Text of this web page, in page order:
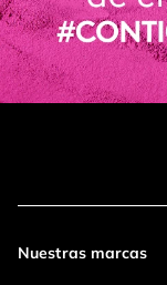
Dirección de email
Nuestras marcas